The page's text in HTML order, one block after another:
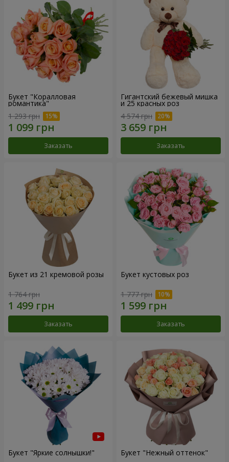
Букет "Коралловая
романтика"
1 293 грн
Заказать
Гигантский бежевый мишка
и 25 красных роз
4 574 грн
Заказать
Букет из 21 кремовой розы
1 764 грн
Заказать
Букет кустовых роз
1 777 грн
Заказать
Букет "Яркие солнышки!" Букет "Нежный оттенок"